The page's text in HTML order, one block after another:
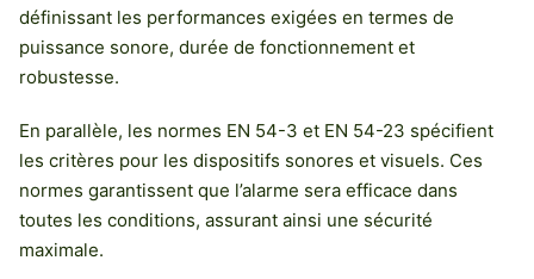
définissant les performances exigées en termes de
puissance sonore, durée de fonctionnement et
robustesse.
En parallèle, les normes EN 54-3 et EN 54-23 spécifient
les critères pour les dispositifs sonores et visuels. Ces
normes garantissent que l’alarme sera efficace dans
toutes les conditions, assurant ainsi une sécurité
maximale.